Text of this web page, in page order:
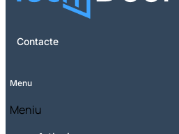
Contacte
Menu
Meniu